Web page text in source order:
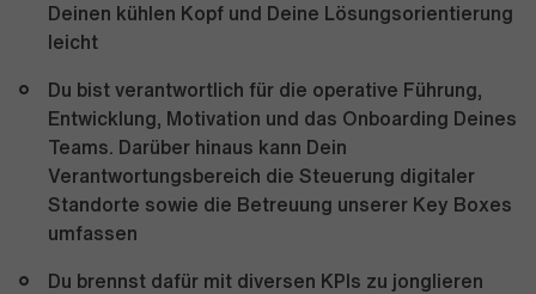
Deinen kühlen Kopf und Deine Lösungsorientierung
leicht
Du bist verantwortlich für die operative Führung,
Entwicklung, Motivation und das Onboarding Deines
Teams. Darüber hinaus kann Dein
Verantwortungsbereich die Steuerung digitaler
Standorte sowie die Betreuung unserer Key Boxes
umfassen
Du brennst dafür mit diversen KPIs zu jonglieren